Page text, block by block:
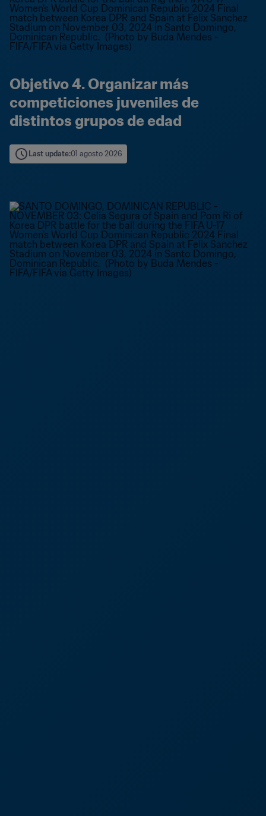
Objetivo 4. Organizar más
competiciones juveniles de
distintos grupos de edad
Last update:01 agosto 2026